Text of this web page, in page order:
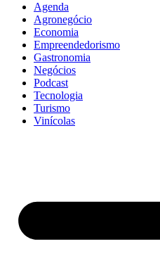
Agenda
Agronegócio
Economia
Empreendedorismo
Gastronomia
Negócios
Podcast
Tecnologia
Turismo
Vinícolas